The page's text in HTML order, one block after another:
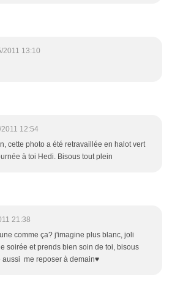
2011 13:10
12:54
cette photo a été retravaillée en halot vert
à toi Hedi. Bisous tout plein
21:38
comme ça? j'imagine plus blanc, joli
soirée et prends bien soin de toi, bisous
aussi me reposer à demain♥